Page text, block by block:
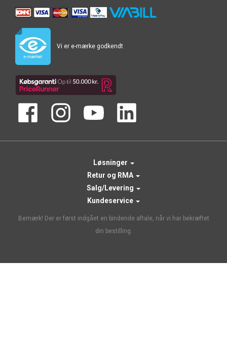
Vi er e-mærke godkendt
Løsninger
Retur og RMA
Salg/Levering
Kundeservice
Bemærk! Der er først indgået en bindende aftale, når vi har bekræftet
din bestilling.